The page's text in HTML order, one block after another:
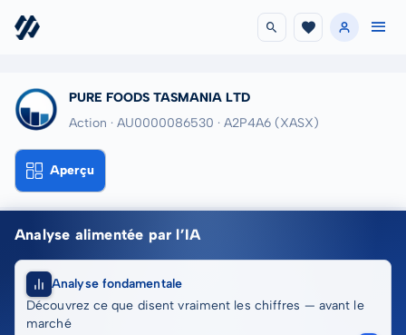
PURE FOODS TASMANIA LTD
Action · AU0000086530 · A2P4A6 (XASX)
Aperçu
Analyse alimentée par l’IA
Analyse fondamentale
Découvrez ce que disent vraiment les chiffres — avant le
marché